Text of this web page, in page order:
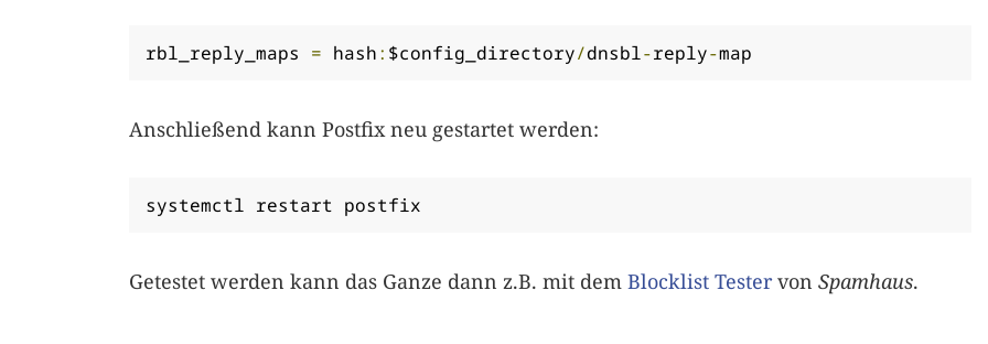
rbl_reply_maps = hash: $config_directory/dnsbl-reply-map
Anschließend kann Postfix neu gestartet werden:
systemctl restart postfix
Getestet werden kann das Ganze dann z.B. mit dem Blocklist Testervon Spamhaus.